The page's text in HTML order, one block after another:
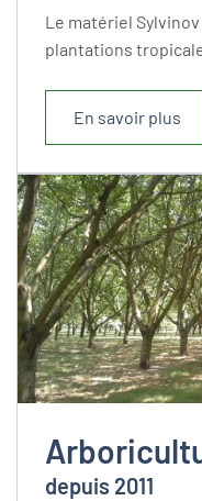
Le matériel
plantations
En savoir plus
depuis 2011